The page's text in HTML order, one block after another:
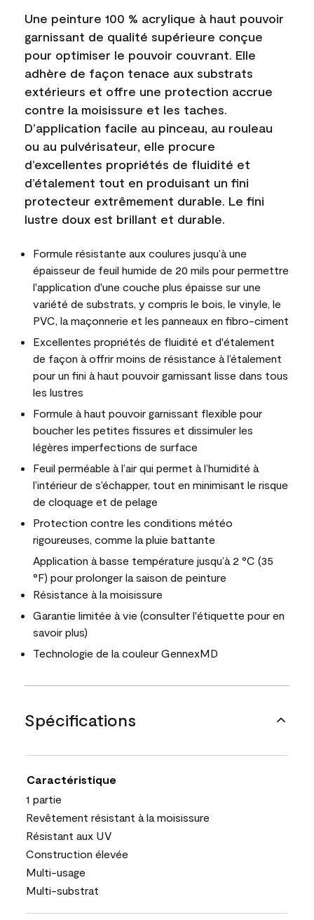
Une peinture 100 % acrylique à haut pouvoir
garnissant de qualité supérieure conçue
pour optimiser le pouvoir couvrant. Elle
adhère de façon tenace aux substrats
extérieurs et offre une protection accrue
contre la moisissure et les taches.
D’application facile au pinceau, au rouleau
ou au pulvérisateur, elle procure
d’excellentes propriétés de fluidité et
d’étalement tout en produisant un fini
protecteur extrêmement durable. Le fini
lustre doux est brillant et durable.
Formule résistante aux coulures jusqu’à une
épaisseur de feuil humide de 20 mils pour permettre
l'application d'une couche plus épaisse sur une
variété de substrats, y compris le bois, le vinyle, le
PVC, la maçonnerie et les panneaux en fibro-ciment
Excellentes propriétés de fluidité et d'étalement
de façon à offrir moins de résistance à l’étalement
pour un fini à haut pouvoir garnissant lisse dans tous
les lustres
Formule à haut pouvoir garnissant flexible pour
boucher les petites fissures et dissimuler les
légères imperfections de surface
Feuil perméable à l’air qui permet à l’humidité à
l’intérieur de s’échapper, tout en minimisant le risque
de cloquage et de pelage
Protection contre les conditions météo
rigoureuses, comme la pluie battante
Application à basse température jusqu’à 2 °C (35
°F) pour prolonger la saison de peinture
Résistance à la moisissure
Garantie limitée à vie (consulter l'étiquette pour en
savoir plus)
Technologie de la couleur GennexMD
Spécifications
Caractéristique
1 partie
Revêtement résistant à la moisissure
Résistant aux UV
Construction élevée
Multi-usage
Multi-substrat